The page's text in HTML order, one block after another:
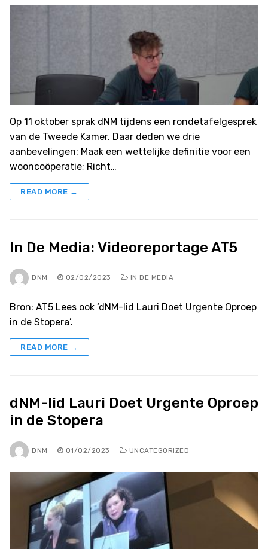
Op 11 oktober sprak dNM tijdens een rondetafelgesprek
van de Tweede Kamer. Daar deden we drie
aanbevelingen: Maak een wettelijke definitie voor een
wooncoöperatie; Richt…
READ MORE →
In De Media: Videoreportage AT5
DNM 02/02/2023 IN DE MEDIA
Bron: AT5 Lees ook ‘dNM-lid Lauri Doet Urgente Oproep
in de Stopera’.
READ MORE →
dNM-lid Lauri Doet Urgente Oproep
in de Stopera
DNM 01/02/2023 UNCATEGORIZED